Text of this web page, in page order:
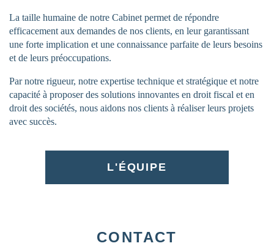
La taille humaine de notre Cabinet permet de répondre
efficacement aux demandes de nos clients, en leur garantissant
une forte implication et une connaissance parfaite de leurs besoins
et de leurs préoccupations.
Par notre rigueur, notre expertise technique et stratégique et notre
capacité à proposer des solutions innovantes en droit fiscal et en
droit des sociétés, nous aidons nos clients à réaliser leurs projets
avec succès.
L'ÉQUIPE
CONTACT